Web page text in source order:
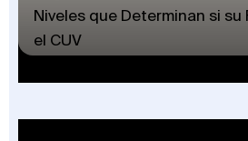
Niveles que Determinan si
el CUV